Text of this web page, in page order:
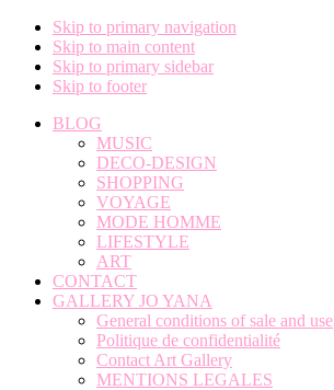
Skip to primary navigation
Skip to main content
Skip to primary sidebar
Skip to footer
BLOG
MUSIC
DECO-DESIGN
SHOPPING
VOYAGE
MODE HOMME
LIFESTYLE
ART
CONTACT
GALLERY JO YANA
General conditions of sale and use
Politique de confidentialité
Contact Art Gallery
MENTIONS LEGALES